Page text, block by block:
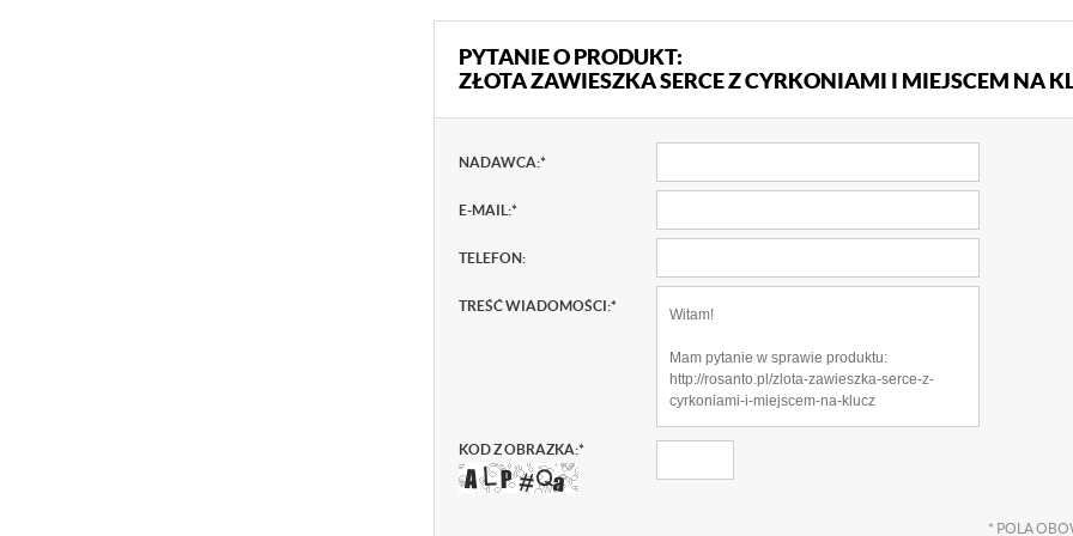
PYTANIE O PRODUKT:
ZŁOTA ZAWIESZKA SERCE Z CYRKONIAMI I MIEJSCEM NA
NADAWCA:*
E-MAIL:*
TELEFON:
TREŚĆ WIADOMOŚCI:*
KOD Z OBRAZKA:*
* POLA